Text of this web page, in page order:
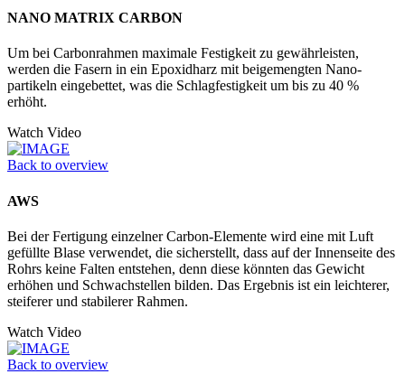
NANO MATRIX CARBON
Um bei Carbonrahmen maximale Festigkeit zu gewährleisten,
werden die Fasern in ein Epoxidharz mit beigemengten Nano­
partikeln eingebettet, was die Schlagfestigkeit um bis zu 40 %
erhöht.
Watch Video
Back to overview
AWS
Bei der Fertigung einzelner Carbon-Elemente wird eine mit Luft
gefüllte Blase verwendet, die sicherstellt, dass auf der Innenseite des
Rohrs keine Falten entstehen, denn diese könnten das Gewicht
erhöhen und Schwachstellen bilden. Das Ergebnis ist ein leichterer,
steiferer und stabilerer Rahmen.
Watch Video
Back to overview